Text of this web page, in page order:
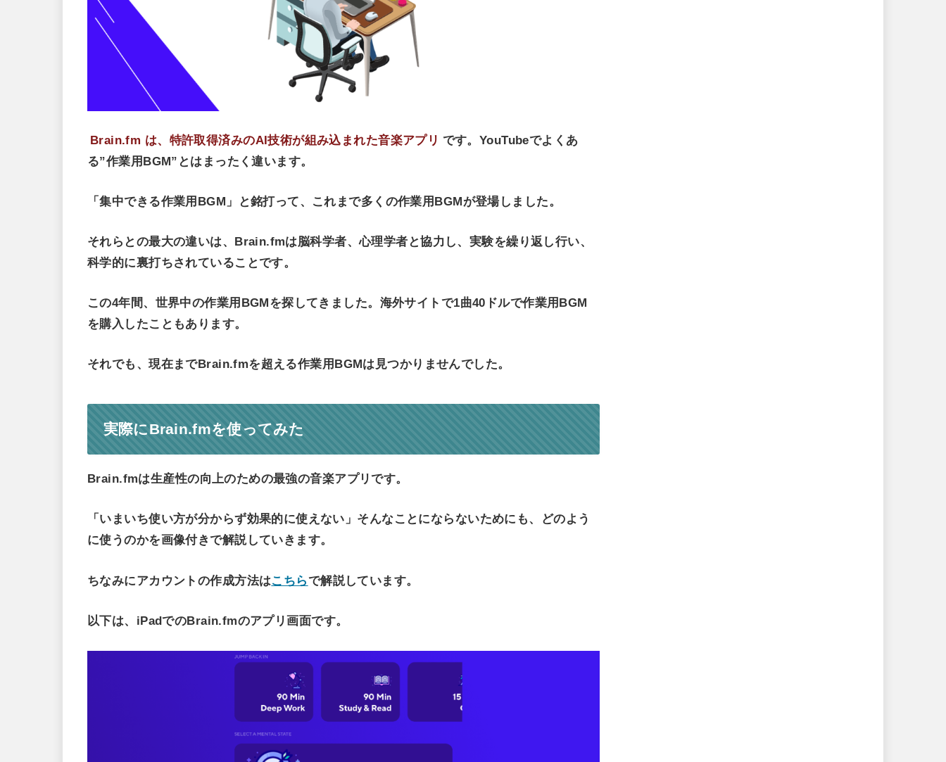
Brain.fm は、特許取得済みのAI技術が組み込まれた音楽アプリ です。YouTubeでよくあ
る”作業用BGM”とはまったく違います。
「集中できる作業用BGM」と銘打って、これまで多くの作業用BGMが登場しました。
それらとの最大の違いは、Brain.fmは脳科学者、心理学者と協力し、実験を繰り返し行い、
科学的に裏打ちされていることです。
この4年間、世界中の作業用BGMを探してきました。海外サイトで1曲40ドルで作業用BGM
を購入したこともあります。
それでも、現在までBrain.fmを超える作業用BGMは見つかりませんでした。
実際にBrain.fmを使ってみた
Brain.fmは生産性の向上のための最強の音楽アプリです。
「いまいち使い方が分からず効果的に使えない」そんなことにならないためにも、どのよう
に使うのかを画像付きで解説していきます。
ちなみにアカウントの作成方法はこちらで解説しています。
以下は、iPadでのBrain.fmのアプリ画面です。